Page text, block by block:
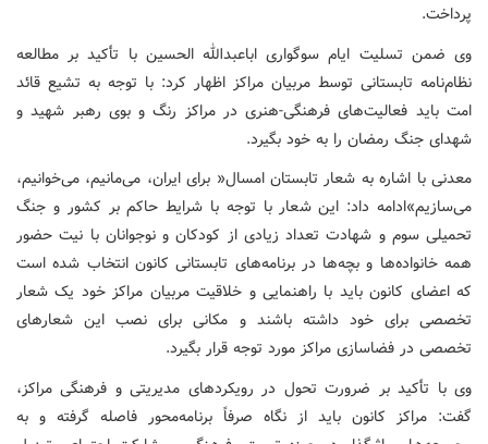
پرداخت.
وی ضمن تسلیت ایام سوگواری اباعبدالله الحسین با تأکید بر مطالعه
نظام‌نامه تابستانی توسط مربیان مراکز اظهار کرد: با توجه به تشیع قائد
امت باید فعالیت‌های فرهنگی-هنری در مراکز رنگ و بوی رهبر شهید و
شهدای جنگ رمضان را به خود بگیرد.
معدنی با اشاره به شعار تابستان امسال« برای ایران، می‌مانیم، می‌خوانیم،
می‌سازیم»ادامه داد: این شعار با توجه با شرایط حاکم بر کشور و جنگ
تحمیلی سوم و شهادت تعداد زیادی از کودکان و نوجوانان با نیت حضور
همه خانواده‌ها و بچه‌ها در برنامه‌های تابستانی کانون انتخاب شده است
که اعضای کانون باید با راهنمایی و خلاقیت مربیان مراکز خود یک شعار
تخصصی برای خود داشته باشند و مکانی برای نصب این شعارهای
تخصصی در فضاسازی مراکز مورد توجه قرار بگیرد.
وی با تأکید بر ضرورت تحول در رویکردهای مدیریتی و فرهنگی مراکز،
گفت: مراکز کانون باید از نگاه صرفاً برنامه‌محور فاصله گرفته و به